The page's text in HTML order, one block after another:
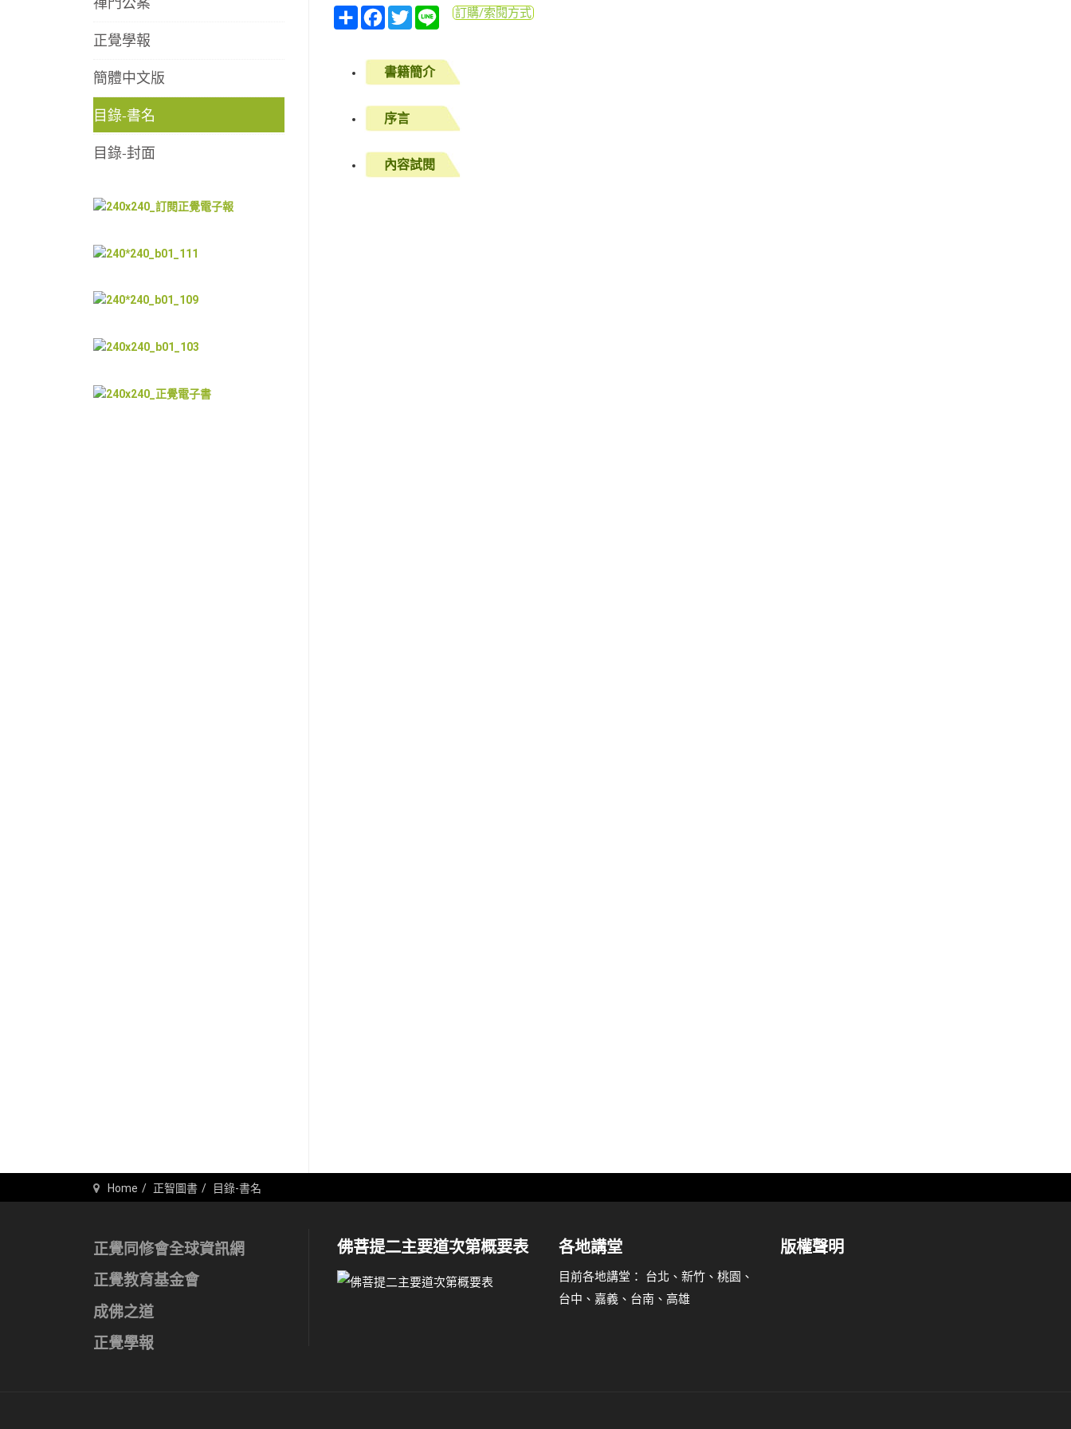
分
享
Facebook
TwitterLine訂購/索閱方式
書籍簡介
序言
內容試閱
正覺學報
簡體中文版
目錄-書名
目錄-封面
Home 正智圖書 目錄-書名
正覺同修會全球資訊網
正覺教育基金會
成佛之道
正覺學報
佛菩提二主要道次第概要表 各地講堂
目前各地講堂： 台北、新竹、桃園、
台中、嘉義、台南、高雄
版權聲明